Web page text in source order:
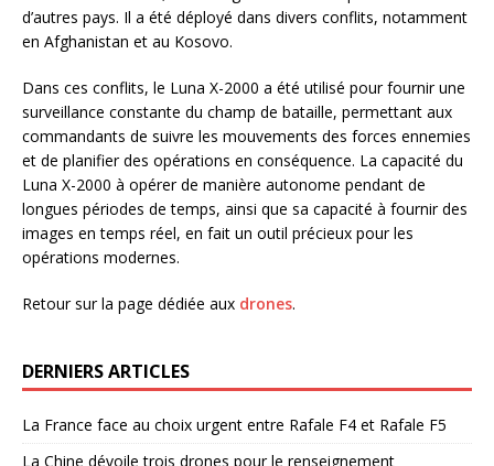
d’autres pays. Il a été déployé dans divers conflits, notamment
en Afghanistan et au Kosovo.
Dans ces conflits, le Luna X-2000 a été utilisé pour fournir une
surveillance constante du champ de bataille, permettant aux
commandants de suivre les mouvements des forces ennemies
et de planifier des opérations en conséquence. La capacité du
Luna X-2000 à opérer de manière autonome pendant de
longues périodes de temps, ainsi que sa capacité à fournir des
images en temps réel, en fait un outil précieux pour les
opérations modernes.
Retour sur la page dédiée aux drones.
DERNIERS ARTICLES
La France face au choix urgent entre Rafale F4 et Rafale F5
La Chine dévoile trois drones pour le renseignement